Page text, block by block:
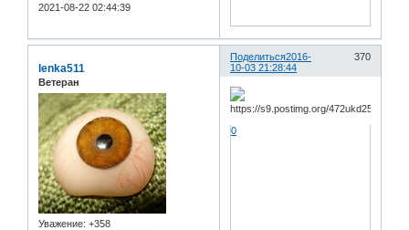
2021-08-22 02:44:39
Поделиться 370
2016-
10-03 21:28:44
lenka511
Ветеран
Уважение: +358
0